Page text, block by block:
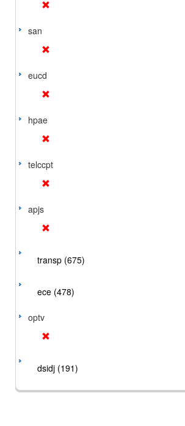
san
eucd
hpae
telccpt
apjs
transp (675)
ece (478)
optv
dsidj (191)